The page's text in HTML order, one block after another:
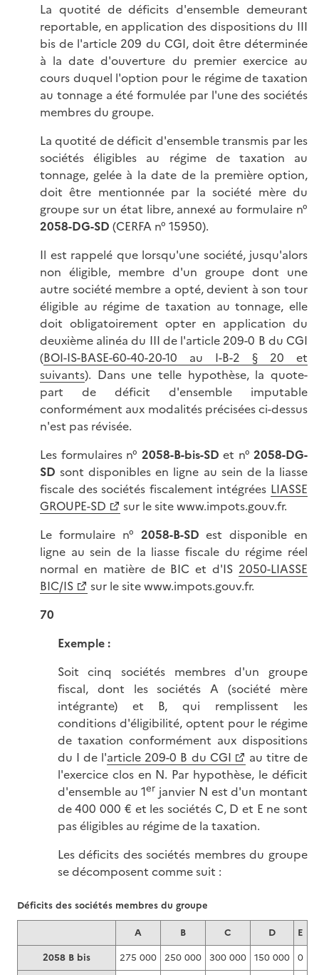
La quotité de déficits d'ensemble demeurant
reportable, en application des dispositions du III
bis de l'article 209 du CGI, doit être déterminée
à la date d'ouverture du premier exercice au
cours duquel l'option pour le régime de taxation
au tonnage a été formulée par l'une des sociétés
membres du groupe.
La quotité de déficit d'ensemble transmis par les
sociétés éligibles au régime de taxation au
tonnage, gelée à la date de la première option,
doit être mentionnée par la société mère du
groupe sur un état libre, annexé au formulaire n°
2058-DG-SD (CERFA n° 15950).
Il est rappelé que lorsqu'une société, jusqu'alors
non éligible, membre d'un groupe dont une
autre société membre a opté, devient à son tour
éligible au régime de taxation au tonnage, elle
doit obligatoirement opter en application du
deuxième alinéa du III de l'article 209-0 B du CGI
(BOI-IS-BASE-60-40-20-10 au I-B-2 § 20 et
suivants). Dans une telle hypothèse, la quote-
part de déficit d'ensemble imputable
conformément aux modalités précisées ci-dessus
n'est pas révisée.
Les formulaires n° 2058-B-bis-SD et n° 2058-DG-
SD sont disponibles en ligne au sein de la liasse
fiscale des sociétés fiscalement intégrées LIASSE
GROUPE-SD
sur le site www.impots.gouv.fr.
Le formulaire n° 2058-B-SD est disponible en
ligne au sein de la liasse fiscale du régime réel
normal en matière de BIC et d'IS 2050-LIASSE
BIC/IS
sur le site www.impots.gouv.fr.
70
Exemple :
Soit cinq sociétés membres d'un groupe
fiscal, dont les sociétés A (société mère
intégrante) et B, qui remplissent les
conditions d'éligibilité, optent pour le régime
de taxation conformément aux dispositions
du I de l'article 209-0 B du CGI
au titre de
l'exercice clos en N. Par hypothèse, le déficit
d'ensemble au 1er janvier N est d'un montant
de 400 000 € et les sociétés C, D et E ne sont
pas éligibles au régime de la taxation.
Les déficits des sociétés membres du groupe
se décomposent comme suit :
A B C D
E
2058 B bis
275 000 250 000 300 000 150 000 0
Déficits des sociétés membres du groupe